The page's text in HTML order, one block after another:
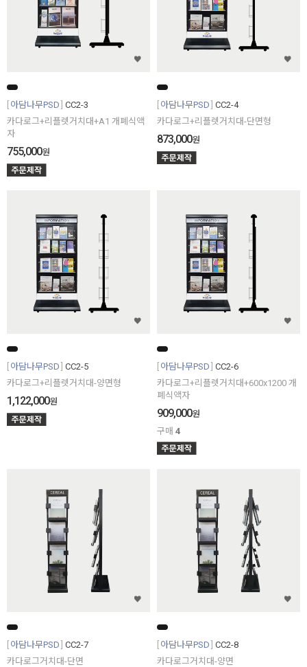
아담나무PSD CC2-3
카다로그+리플렛거치대+A1 개폐식액
자
755,000원
아담나무PSD CC2-4
카다로그+리플렛거치대-단면형
873,000원
아담나무PSD CC2-5
카다로그+리플렛거치대-양면형
1,122,000원
아담나무PSD CC2-6
카다로그+리플렛거치대+600x1200 개
폐식액자
909,000원
구매 4
아담나무PSD CC2-7
카다로그거치대-단면
아담나무PSD CC2-8
카다로그거치대-양면